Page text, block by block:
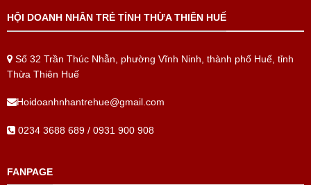
HỘI DOANH NHÂN TRẺ TỈNH THỪA THIÊN HUẾ
Số 32 Trần Thúc Nhẫn, phường Vĩnh Ninh, thành phố Huế, tỉnh
Thừa Thiên Huế
Hoidoanhnhantrehue@gmail.com
0234 3688 689 / 0931 900 908
FANPAGE